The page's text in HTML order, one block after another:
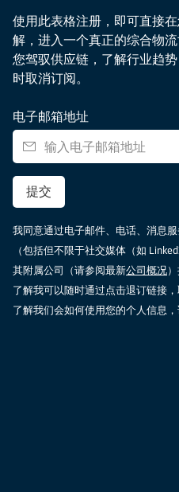
使用此表格注册，即可直接
解，进入一个真正的综合物
您驾驭供应链，了解行业趋
时取消订阅。
电子邮箱地址
提交
我同意通过电子邮件、电话、消息
（包括但不限于社交媒体（如
其附属公司（请参阅最新公司概况
了解我可以随时通过点击退订链接
了解我们会如何使用您的个人信息